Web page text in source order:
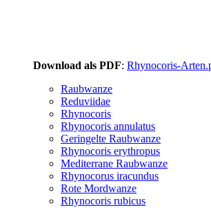
Download als PDF: Rhynocoris-
Raubwanze
Reduviidae
Rhynocoris
Rhynocoris annulatus
Geringelte Raubwanze
Rhynocoris erythropus
Mediterrane Raubwanze
Rhynocorus iracundus
Rote Mordwanze
Rhynocoris rubicus